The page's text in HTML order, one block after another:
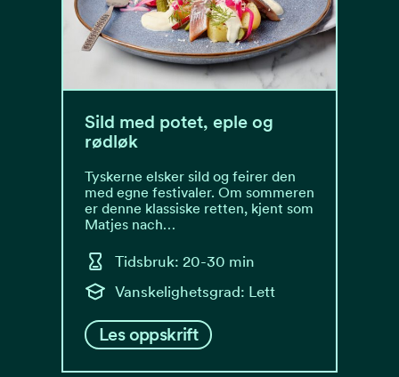
Sild med potet, eple og
rødløk
Tyskerne elsker sild og feirer den
med egne festivaler. Om sommeren
er denne klassiske retten, kjent som
Matjes nach…
Tidsbruk: 20-30 min
Vanskelighetsgrad: Lett
Les oppskrift